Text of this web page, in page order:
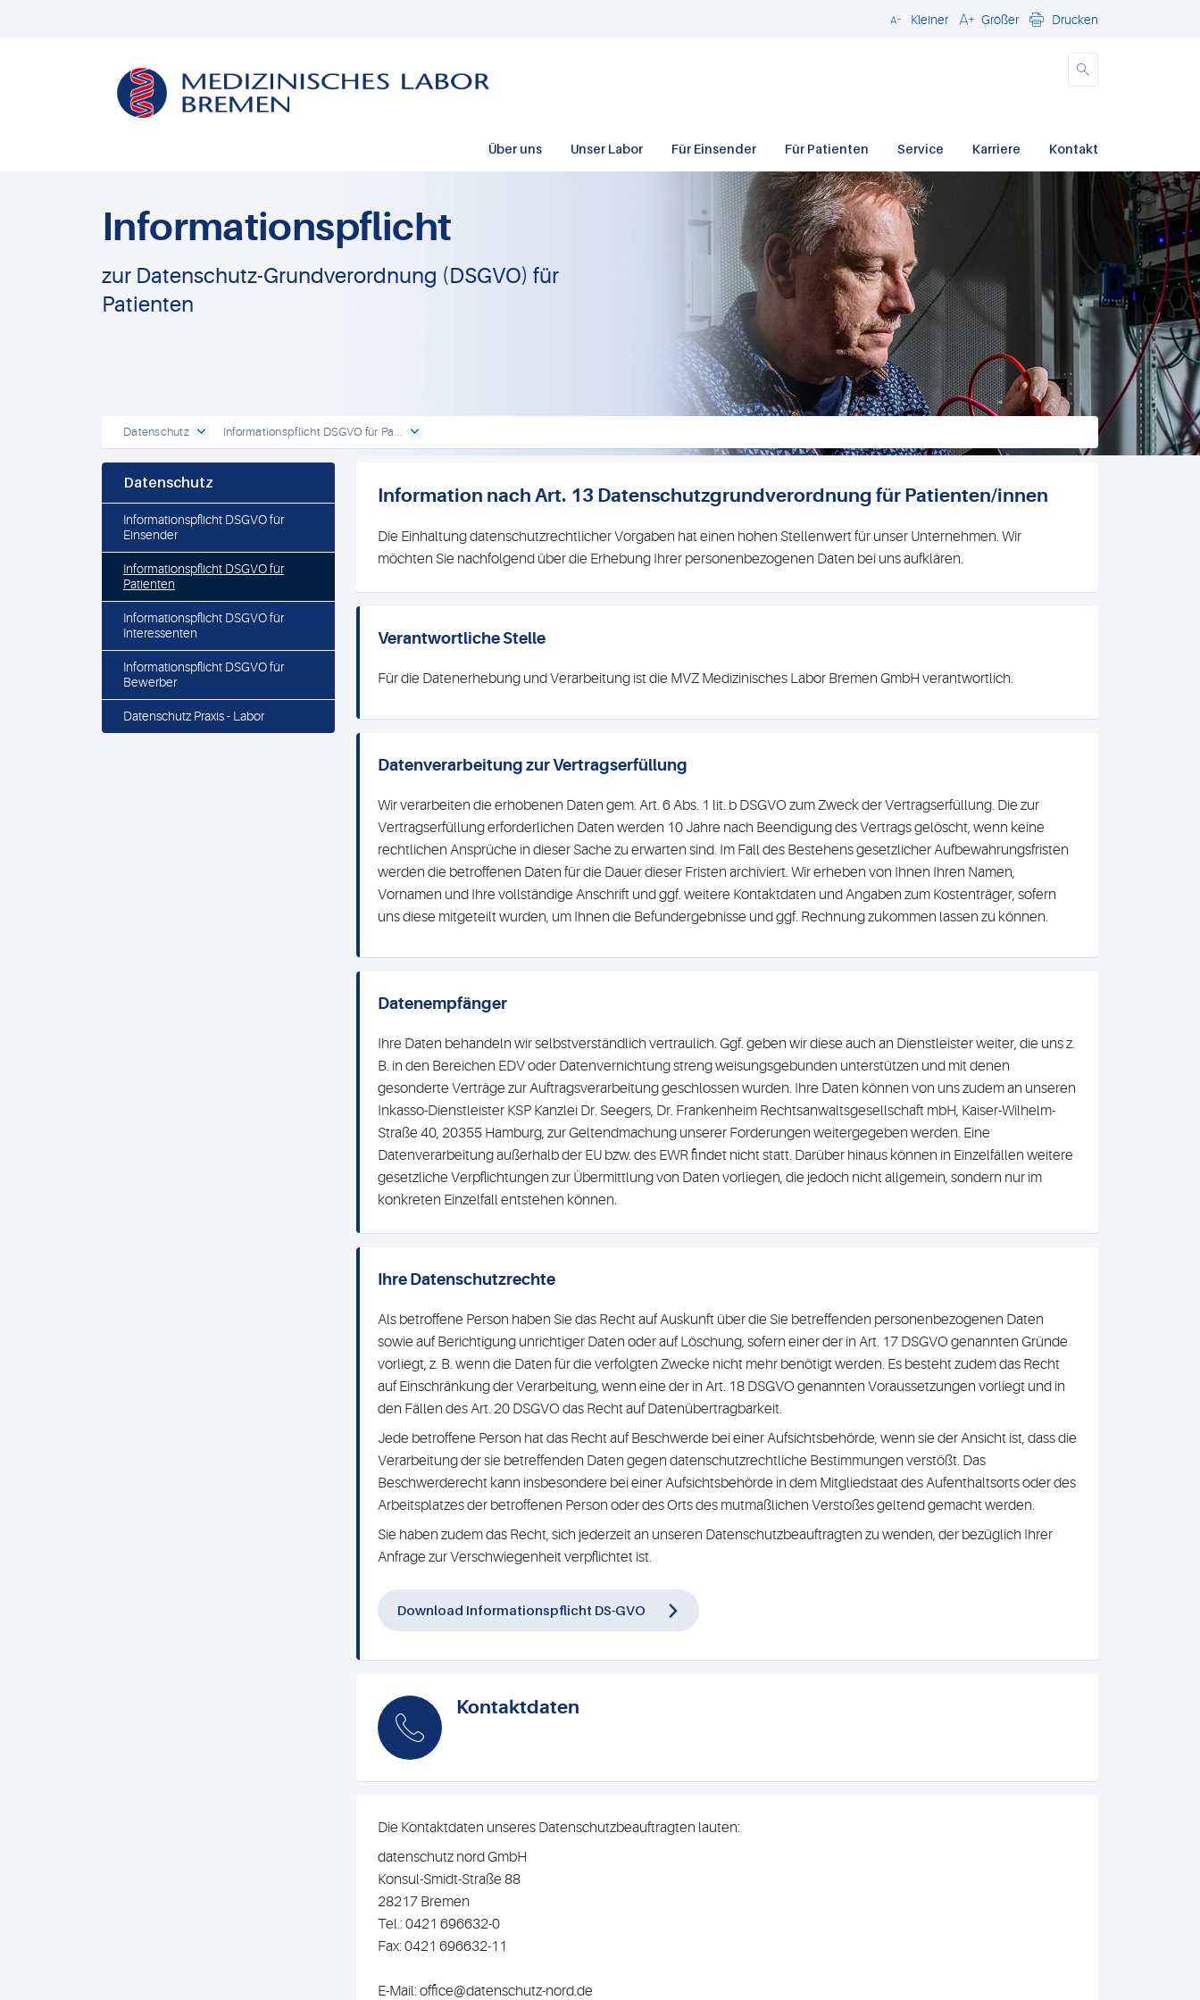
Schließen
Kleiner Größer Drucken
Über uns Unser Labor Für Einsender Für Patienten Service Karriere Kontakt
Informationspflicht
zur Datenschutz-Grundverordnung (DSGVO) für
Patienten
Datenschutz Informationspflicht DSGVO für Pa...
Datenschutz
Informationspflicht DSGVO für
Einsender
Informationspflicht DSGVO für
Patienten
Informationspflicht DSGVO für
Interessenten
Informationspflicht DSGVO für
Bewerber
Datenschutz Praxis - Labor
Information nach Art. 13 Datenschutzgrundverordnung für Patienten/innen
Die Einhaltung datenschutzrechtlicher Vorgaben hat einen hohen Stellenwert für unser Unternehmen. Wir
möchten Sie nachfolgend über die Erhebung Ihrer personenbezogenen Daten bei uns aufklären.
Verantwortliche Stelle
Für die Datenerhebung und Verarbeitung ist die MVZ Medizinisches Labor Bremen GmbH verantwortlich.
Datenverarbeitung zur Vertragserfüllung
Wir verarbeiten die erhobenen Daten gem. Art. 6 Abs. 1 lit. b DSGVO zum Zweck der Vertragserfüllung. Die zur
Vertragserfüllung erforderlichen Daten werden 10 Jahre nach Beendigung des Vertrags gelöscht, wenn keine
rechtlichen Ansprüche in dieser Sache zu erwarten sind. Im Fall des Bestehens gesetzlicher Aufbewahrungsfristen
werden die betroffenen Daten für die Dauer dieser Fristen archiviert. Wir erheben von Ihnen Ihren Namen,
Vornamen und Ihre vollständige Anschrift und ggf. weitere Kontaktdaten und Angaben zum Kostenträger, sofern
uns diese mitgeteilt wurden, um Ihnen die Befundergebnisse und ggf. Rechnung zukommen lassen zu können.
Datenempfänger
Ihre Daten behandeln wir selbstverständlich vertraulich. Ggf. geben wir diese auch an Dienstleister weiter, die uns z.
B. in den Bereichen EDV oder Datenvernichtung streng weisungsgebunden unterstützen und mit denen
gesonderte Verträge zur Auftragsverarbeitung geschlossen wurden. Ihre Daten können von uns zudem an unseren
Inkasso-Dienstleister KSP Kanzlei Dr. Seegers, Dr. Frankenheim Rechtsanwaltsgesellschaft mbH, Kaiser-Wilhelm-
Straße 40, 20355 Hamburg, zur Geltendmachung unserer Forderungen weitergegeben werden. Eine
Datenverarbeitung außerhalb der EU bzw. des EWR findet nicht statt. Darüber hinaus können in Einzelfällen weitere
gesetzliche Verpflichtungen zur Übermittlung von Daten vorliegen, die jedoch nicht allgemein, sondern nur im
konkreten Einzelfall entstehen können.
Ihre Datenschutzrechte
Als betroffene Person haben Sie das Recht auf Auskunft über die Sie betreffenden personenbezogenen Daten
sowie auf Berichtigung unrichtiger Daten oder auf Löschung, sofern einer der in Art. 17 DSGVO genannten Gründe
vorliegt, z. B. wenn die Daten für die verfolgten Zwecke nicht mehr benötigt werden. Es besteht zudem das Recht
auf Einschränkung der Verarbeitung, wenn eine der in Art. 18 DSGVO genannten Voraussetzungen vorliegt und in
den Fällen des Art. 20 DSGVO das Recht auf Datenübertragbarkeit.
Jede betroffene Person hat das Recht auf Beschwerde bei einer Aufsichtsbehörde, wenn sie der Ansicht ist, dass die
Verarbeitung der sie betreffenden Daten gegen datenschutzrechtliche Bestimmungen verstößt. Das
Beschwerderecht kann insbesondere bei einer Aufsichtsbehörde in dem Mitgliedstaat des Aufenthaltsorts oder des
Arbeitsplatzes der betroffenen Person oder des Orts des mutmaßlichen Verstoßes geltend gemacht werden.
Sie haben zudem das Recht, sich jederzeit an unseren Datenschutzbeauftragten zu wenden, der bezüglich Ihrer
Anfrage zur Verschwiegenheit verpflichtet ist.
Download Informationspflicht DS-GVO
Kontaktdaten
Die Kontaktdaten unseres Datenschutzbeauftragten lauten:
datenschutz nord GmbH
Konsul-Smidt-Straße 88
28217 Bremen
Tel.: 0421 696632-0
Fax: 0421 696632-11
E-Mail: office@datenschutz-nord.de